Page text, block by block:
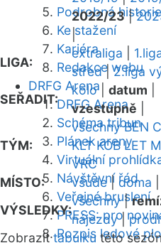
Podrobná historie
Ke stažení
Kariéra
Redakce webu
DRFG Arena
DRFG Arena
Schéma tribun
Plánek areny
Virtuální
Návštěvní řád
Veřejné bruslení
PRESS: pro
Rozpis ledové
2022/23|
|
LIGA:
extraliga
střed|2.liga
SEŘADIT:
kolo| datum
vzestupně
TÝM:
všechny BEN
KLT KOB LET
VRC
MÍSTO:
všude| doma
VÝSLEDKY:
všechny|
nájezdy|
Zobrazittabulku této